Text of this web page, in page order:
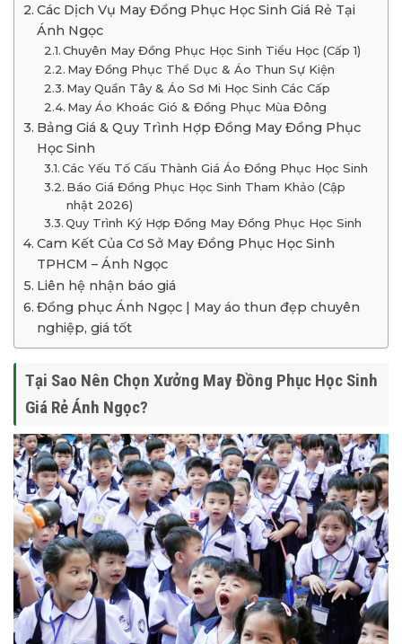
Các Dịch Vụ May Đồng Phục Học Sinh Giá Rẻ Tại
Ánh Ngọc
Chuyên May Đồng Phục Học Sinh Tiểu Học (Cấp 1)
May Đồng Phục Thể Dục & Áo Thun Sự Kiện
May Quần Tây & Áo Sơ Mi Học Sinh Các Cấp
May Áo Khoác Gió & Đồng Phục Mùa Đông
Bảng Giá & Quy Trình Hợp Đồng May Đồng Phục
Học Sinh
Các Yếu Tố Cấu Thành Giá Áo Đồng Phục Học Sinh
Báo Giá Đồng Phục Học Sinh Tham Khảo (Cập
nhật 2026)
Quy Trình Ký Hợp Đồng May Đồng Phục Học Sinh
Cam Kết Của Cơ Sở May Đồng Phục Học Sinh
TPHCM – Ánh Ngọc
Liên hệ nhận báo giá
Đồng phục Ánh Ngọc | May áo thun đẹp chuyên
nghiệp, giá tốt
Tại Sao Nên Chọn Xưởng May Đồng Phục Học Sinh
Giá Rẻ Ánh Ngọc?